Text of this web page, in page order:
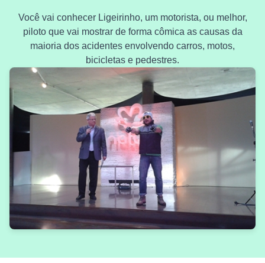
Você vai conhecer Ligeirinho, um motorista, ou melhor,
piloto que vai mostrar de forma cômica as causas da
maioria dos acidentes envolvendo carros, motos,
bicicletas e pedestres.